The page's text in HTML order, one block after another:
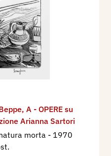
, A - OPERE su
Arianna Sartori
morta - 1970